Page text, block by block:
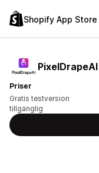
Shopify App Store
Priser
Gratis testversion
tillgänglig